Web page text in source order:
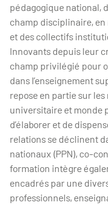
pédagogique national,
champ disciplinaire,
et des collectifs
Innovants depuis leur
champ privilégié pour
dans l’enseignement
repose en partie sur
universitaire et monde
d’élaborer et de
relations se déclinent
nationaux (PPN), co-
formation intègre
encadrés par une
professionnels,